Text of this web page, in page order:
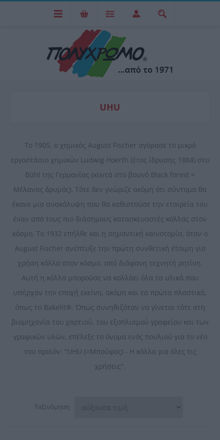
UHU
Το 1905, ο χημικός August Fischer αγόρασε το μικρό
εργοστάσιο χημικών Ludwig Hoerth (έτος ίδρυσης 1884) στο
Bühl της Γερμανίας (κοντά στο βουνό Black forest =
Μέλανας δρυμός). Τότε δεν γνώριζε ακόμη ότι σύντομα θα
έκανε μια ανακάλυψη που θα καθιστούσε την εταιρεία του
έναν από τους πιο διάσημους κατασκευαστές κόλλας στον
κόσμο. Το 1932 επήλθε και η σημαντική καινοτομία, όταν ο
August Fischer ανέπτυξε την πρώτη συνθετική έτοιμη για
χρήση κόλλα στον κόσμο, από διάφανη τεχνητή ρητίνη.
Αυτή η κόλλα μπορούσε να κολλάει όλα τα υλικά που
υπήρχαν την εποχή εκείνη, ακόμη και τα πρώτα πλαστικά,
όπως το Bakelit®. Όπως συνηθιζόταν να γίνεται τότε στη
βιομηχανία του χαρτιού, του εξοπλισμού γραφείου και των
γραφικών υλών, επέλεξε το όνομα ενός πουλιού για το νέο
του προϊόν: "UHU (=Μπούφος) - Η κόλλα για όλες τις
χρήσεις".
Ταξινόμηση